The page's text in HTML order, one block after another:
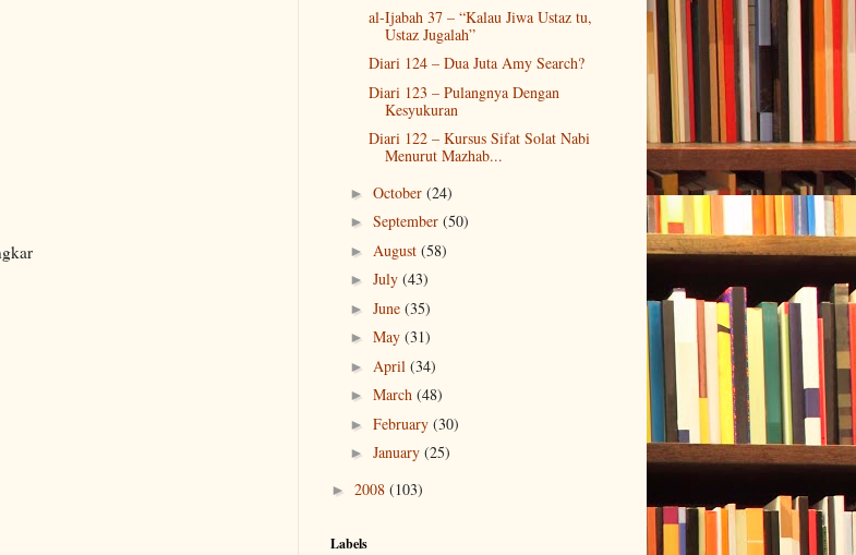
al-Ijabah 37 – “Kalau Jiwa Ustaz tu,
Ustaz Jugalah”
Diari 124 – Dua Juta Amy Search?
Diari 123 – Pulangnya Dengan
Kesyukuran
Diari 122 – Kursus Sifat Solat Nabi
Menurut Mazhab...
► October (24)
► September (50)
► August (58)
► July (43)
► June (35)
► May (31)
► April (34)
► March (48)
► February (30)
► January (25)
► 2008 (103)
Labels